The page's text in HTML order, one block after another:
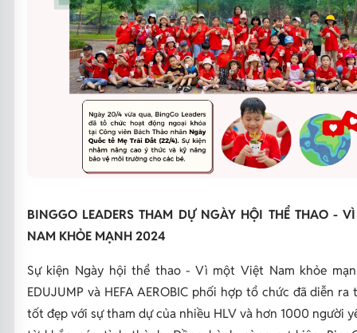
BINGGO LEADERS THAM DỰ NGÀY HỘI THỂ THAO -
NAM KHỎE MẠNH 2024
Sự kiện Ngày hội thể thao - Vì một Việt Nam khỏe
EDUJUMP và HEFA AEROBIC phối hợp tổ chức đã diễn ra
tốt đẹp với sự tham dự của nhiều HLV và hơn 1000 người